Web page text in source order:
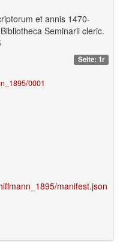
et annis 1470-
Seminarii cleric.
Seite: 1r
0001
manifest.json